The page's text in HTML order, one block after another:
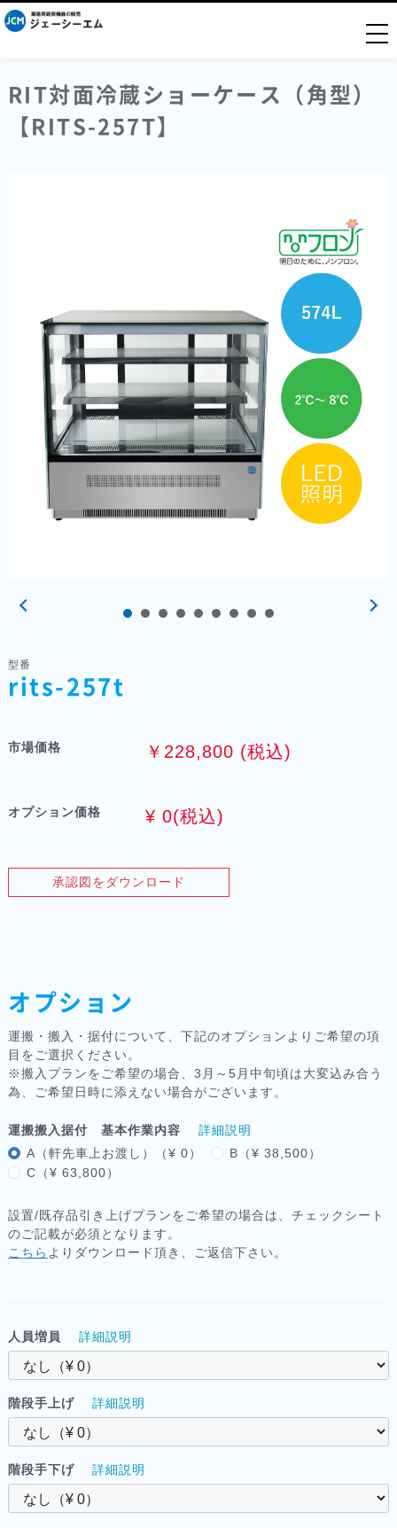
RIT対面冷蔵ショーケース（角型）
【RITS-257T】
型番
rits-257t
市場価格 ￥228,800 (税込)
オプション価格 ¥ 0(税込)
承認図をダウンロード
オプション
運搬・搬入・据付について、下記のオプションよりご希望の項
目をご選択ください。
※搬入プランをご希望の場合、3月～5月中旬頃は大変込み合う
為、ご希望日時に添えない場合がございます。
運搬搬入据付 基本作業内容
詳細説明
A（軒先車上お渡し）（¥ 0）
B（¥ 38,500）
C（¥ 63,800）
設置/既存品引き上げプランをご希望の場合は、チェックシート
のご記載が必須となります。
こちら よりダウンロード頂き、ご返信下さい。
人員増員 詳細説明
階段手上げ 詳細説明
階段手下げ 詳細説明